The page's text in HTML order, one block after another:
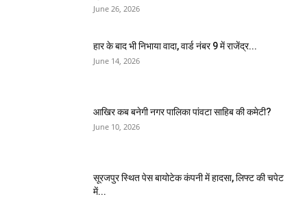
June 26, 2026
हार के बाद भी निभाया वादा, वार्ड नंबर 9 में राजेंद्र...
June 14, 2026
आखिर कब बनेगी नगर पालिका पांवटा साहिब की कमेटी?
June 10, 2026
सूरजपुर स्थित पेस बायोटेक कंपनी में हादसा, लिफ्ट की चपेट
में...